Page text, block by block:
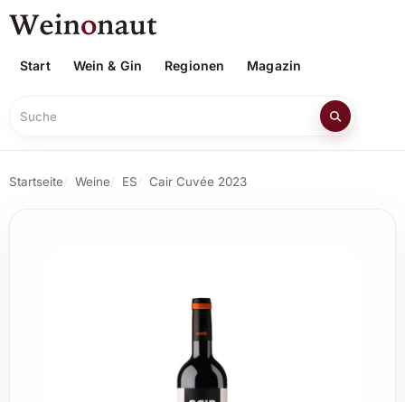
Start Wein & Gin Regionen Magazin
Suche
Startseite Weine ES Cair Cuvée 2023